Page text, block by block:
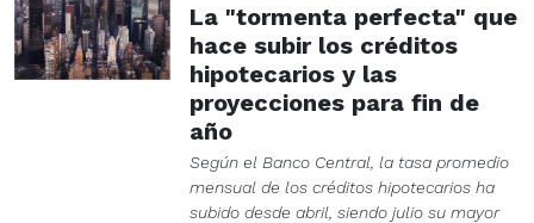
La "tormenta perfecta" que
hace subir los créditos
hipotecarios y las
proyecciones para fin de
año
Según el Banco Central, la tasa promedio
mensual de los créditos hipotecarios ha
subido desde abril, siendo julio su mayor